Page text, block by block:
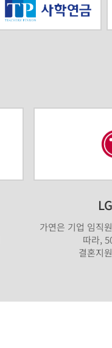
가연은 기업 임직
따라,
결혼지